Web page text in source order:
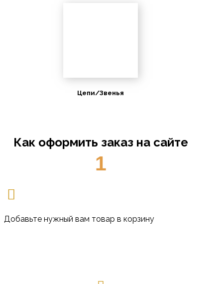
Цепи/Звенья
Как оформить заказ на сайте
1
Добавьте нужный вам товар в корзину